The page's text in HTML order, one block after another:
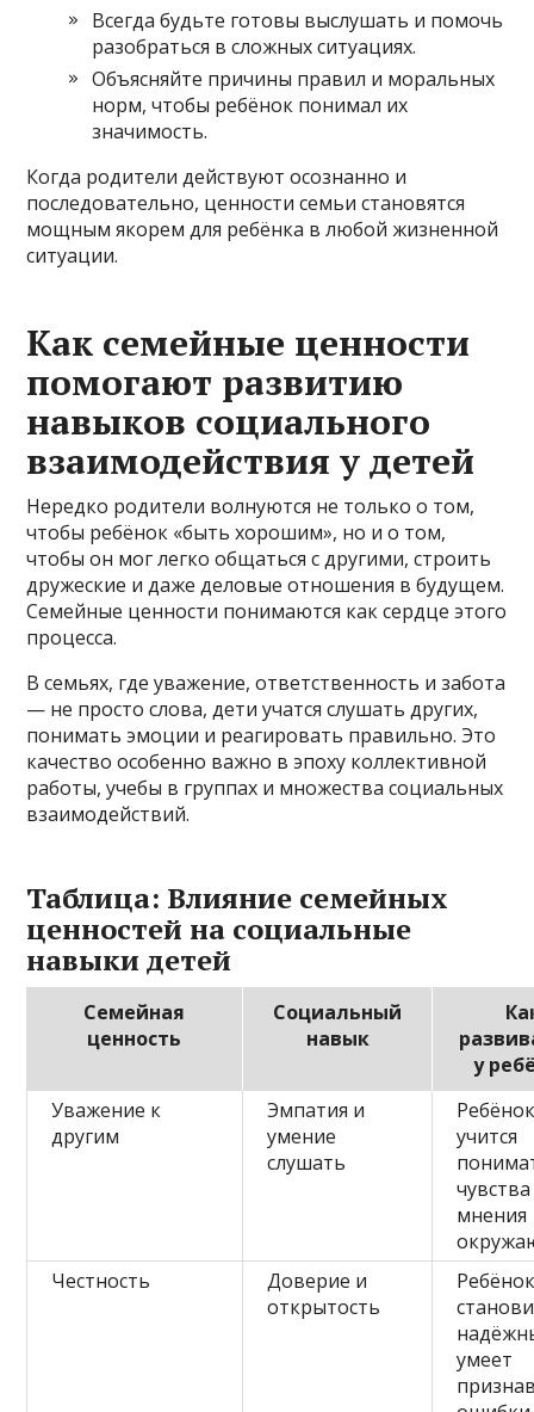
Всегда будьте готовы выслушать и помочь
разобраться в сложных ситуациях.
Объясняйте причины правил и моральных
норм, чтобы ребёнок понимал их
значимость.
Когда родители действуют осознанно и
последовательно, ценности семьи становятся
мощным якорем для ребёнка в любой жизненной
ситуации.
Как семейные ценности
помогают развитию
навыков социального
взаимодействия у детей
Нередко родители волнуются не только о том,
чтобы ребёнок «быть хорошим», но и о том,
чтобы он мог легко общаться с другими, строить
дружеские и даже деловые отношения в будущем.
Семейные ценности понимаются как сердце этого
процесса.
В семьях, где уважение, ответственность и забота
— не просто слова, дети учатся слушать других,
понимать эмоции и реагировать правильно. Это
качество особенно важно в эпоху коллективной
работы, учебы в группах и множества социальных
взаимодействий.
Таблица: Влияние семейных
ценностей на социальные
навыки детей
Семейная
ценность
Социальный
навык
у
Уважение к
другим
Эмпатия и
умение
слушать
учится
мнения
Честность
Доверие и
открытость
умеет